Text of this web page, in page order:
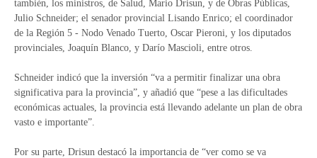
también, los ministros, de Salud, Mario Drisun, y de Obras Públicas,
Julio Schneider; el senador provincial Lisando Enrico; el coordinador
de la Región 5 - Nodo Venado Tuerto, Oscar Pieroni, y los diputados
provinciales, Joaquín Blanco, y Darío Mascioli, entre otros.
Schneider indicó que la inversión “va a permitir finalizar una obra
significativa para la provincia”, y añadió que “pese a las dificultades
económicas actuales, la provincia está llevando adelante un plan de obra
vasto e importante”.
Por su parte, Drisun destacó la importancia de “ver como se va